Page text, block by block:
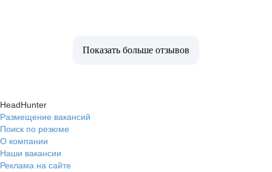
Показать больше отзывов
HeadHunter
Размещение вакансий
Поиск по резюме
О компании
Наши вакансии
Реклама на сайте